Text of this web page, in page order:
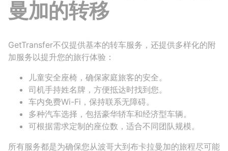
曼加的转移
GetTransfer不仅提供基本的转车服务，还提供多样化的附
加服务以提升您的旅行体验：
儿童安全座椅，确保家庭旅客的安全。
司机手持姓名牌，方便抵达时找到您。
车内免费Wi-Fi，保持联系无障碍。
多种汽车选择，包括豪华轿车和经济型车辆。
可根据需求定制的座位数，适合不同团队规模。
所有服务都是为确保您从波哥大到布卡拉曼加的旅程尽可能